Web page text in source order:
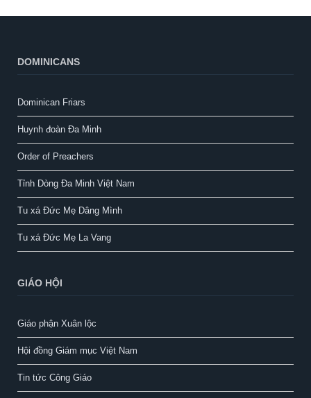
DOMINICANS
Dominican Friars
Huynh đoàn Đa Minh
Order of Preachers
Tỉnh Dòng Đa Minh Việt Nam
Tu xá Đức Mẹ Dâng Mình
Tu xá Đức Mẹ La Vang
GIÁO HỘI
Giáo phận Xuân lộc
Hội đồng Giám mục Việt Nam
Tin tức Công Giáo